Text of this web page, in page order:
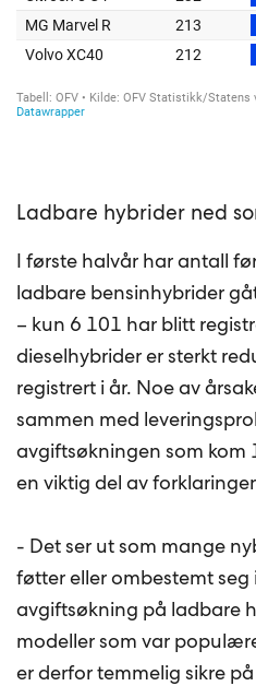
Ladbare hybrider ned
I første halvår har antall
ladbare bensinhybrider
– kun 6 101 har blitt
dieselhybrider er sterkt
registrert i år. Noe av
sammen med
avgiftsøkningen som kom
en viktig del av
- Det ser ut som mange
føtter eller ombestemt
avgiftsøkning på ladbare
modeller som var
er derfor temmelig sikre